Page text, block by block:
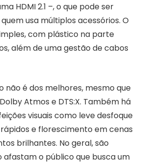
HDMI 2.1 –, o que pode ser
usa múltiplos acessórios. O
com plástico na parte
além de uma gestão de cabos
não é dos melhores, mesmo que
Atmos e DTS:X. Também há
visuais como leve desfoque
e florescimento em cenas
brilhantes. No geral, são
afastam o público que busca um